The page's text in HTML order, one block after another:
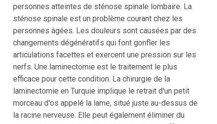
personnes atteintes de sténose spinale lombaire. La
sténose spinale est un problème courant chez les
personnes âgées. Les douleurs sont causées par des
changements dégénératifs qui font gonfler les
articulations facettes et exercent une pression sur les
nerfs. Une laminectomie est le traitement le plus
efficace pour cette condition. La chirurgie de la
laminectomie en Turquie implique le retrait d'un petit
morceau d'os appelé la lame, situé juste au-dessus de
la racine nerveuse. Elle peut également éliminer du